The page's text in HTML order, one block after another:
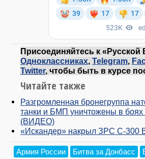
Присоединяйтесь к «Русской
Одноклассниках, Telegram,
Twitter, чтобы быть в курсе
Читайте также
Разгромленная бронегруппа
танки и БМП уничтожены в
(ВИДЕО)
«Искандер» накрыл ЗРС С-300
Армия России Битва за Донбасс